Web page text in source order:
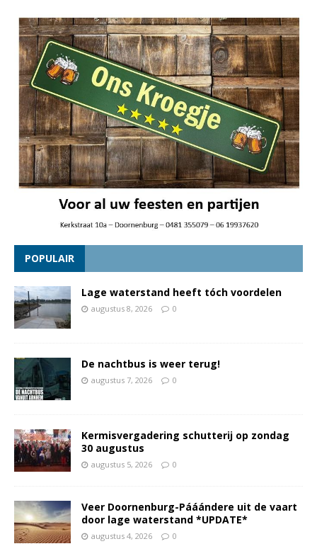
POPULAIR
Lage waterstand heeft tóch voordelen
augustus 8, 2026 0
De nachtbus is weer terug!
augustus 7, 2026 0
Kermisvergadering schutterij op zondag
30 augustus
augustus 5, 2026 0
Veer Doornenburg-Pááándere uit de vaart
door lage waterstand *UPDATE*
augustus 4, 2026 0